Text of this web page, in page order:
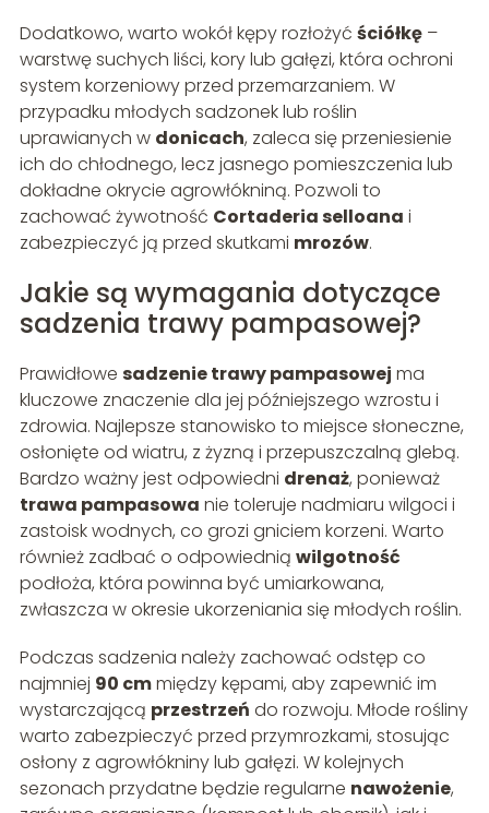
Dodatkowo, warto wokół kępy rozłożyć ściółkę–
warstwę suchych liści, kory lub gałęzi, która ochroni
system korzeniowy przed przemarzaniem. W
przypadku młodych sadzonek lub roślin
uprawianych w donicach, zaleca się przeniesienie
ich do chłodnego, lecz jasnego pomieszczenia lub
dokładne okrycie agrowłókniną. Pozwoli to
zachować żywotność Cortaderia selloana i
zabezpieczyć ją przed skutkami mrozów.
Jakie są wymagania dotyczące
sadzenia trawy pampasowej?
Prawidłowe sadzenie trawy pampasowej ma
kluczowe znaczenie dla jej późniejszego wzrostu i
zdrowia. Najlepsze stanowisko to miejsce słoneczne,
osłonięte od wiatru, z żyzną i przepuszczalną glebą.
Bardzo ważny jest odpowiedni drenaż, ponieważ
trawa pampasowa nie toleruje nadmiaru wilgoci i
zastoisk wodnych, co grozi gniciem korzeni. Warto
również zadbać o odpowiednią wilgotność
podłoża, która powinna być umiarkowana,
zwłaszcza w okresie ukorzeniania się młodych roślin.
Podczas sadzenia należy zachować odstęp co
najmniej 90 cmmiędzy kępami, aby zapewnić im
wystarczającą przestrzeń do rozwoju. Młode rośliny
warto zabezpieczyć przed przymrozkami, stosując
osłony z agrowłókniny lub gałęzi. W kolejnych
sezonach przydatne będzie regularne nawożenie,